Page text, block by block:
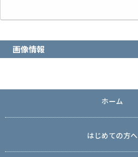
画像情報
ホーム
はじめての方へ